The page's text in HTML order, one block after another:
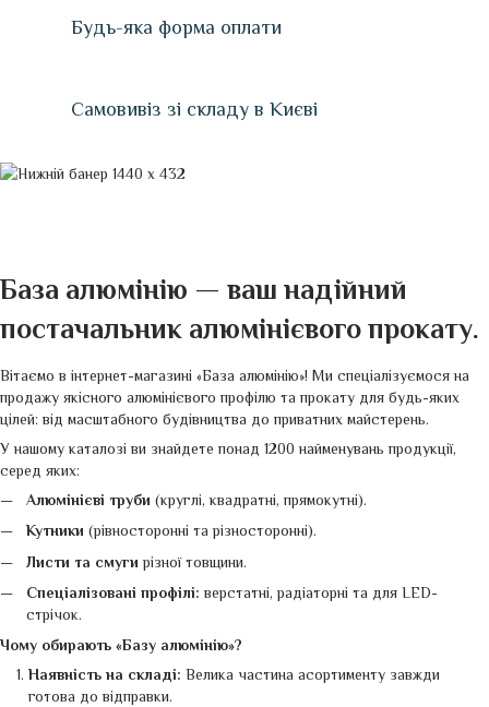
Будь-яка форма оплати
Самовивіз зі складу в Києві
База алюмінію — ваш надійний
постачальник алюмінієвого прокату.
Вітаємо в інтернет-магазині «База алюмінію»! Ми спеціалізуємося на
продажу якісного алюмінієвого профілю та прокату для будь-яких
цілей: від масштабного будівництва до приватних майстерень.
У нашому каталозі ви знайдете понад 1200 найменувань продукції,
серед яких:
Алюмінієві труби (круглі, квадратні, прямокутні).
Кутники (рівносторонні та різносторонні).
Листи та смуги різної товщини.
Спеціалізовані профілі: верстатні, радіаторні та для LED-
стрічок.
Чому обирають «Базу алюмінію»?
Наявність на складі: Велика частина асортименту завжди
готова до відправки.